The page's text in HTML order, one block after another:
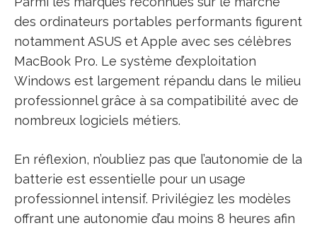
des ordinateurs portables performants figurent
notamment ASUS et Apple avec ses célèbres
MacBook Pro. Le système d’exploitation
Windows est largement répandu dans le milieu
professionnel grâce à sa compatibilité avec de
nombreux logiciels métiers.
En réflexion, n’oubliez pas que l’autonomie de la
batterie est essentielle pour un usage
professionnel intensif. Privilégiez les modèles
offrant une autonomie d’au moins 8 heures afin